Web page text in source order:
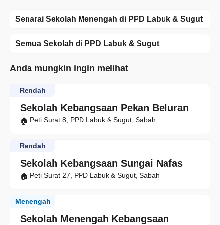
Senarai Sekolah Menengah di PPD Labuk & Sugut
Semua Sekolah di PPD Labuk & Sugut
Anda mungkin ingin melihat
Sekolah Kebangsaan Pekan Beluran
Rendah
Peti Surat 8, PPD Labuk & Sugut, Sabah
Sekolah Kebangsaan Sungai Nafas
Rendah
Peti Surat 27, PPD Labuk & Sugut, Sabah
Sekolah Menengah Kebangsaan
Menengah